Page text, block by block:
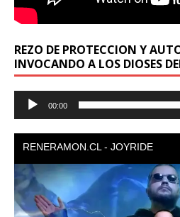
REZO DE PROTECCION Y
INVOCANDO A LOS DIOSES
Reproductor
00:00